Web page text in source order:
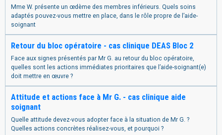
Mme W. présente un œdème des membres inférieurs. Quels soins
adaptés pouvez-vous mettre en place, dans le rôle propre de l’aide-
soignant
Retour du bloc opératoire - cas clinique DEAS Bloc 2
Face aux signes présentés par Mr G. au retour du bloc opératoire,
quelles sont les actions immédiates prioritaires que l’aide-soignant(e)
doit mettre en œuvre ?
Attitude et actions face à Mr G. - cas clinique aide
soignant
Quelle attitude devez-vous adopter face à la situation de Mr G. ?
Quelles actions concrètes réalisez-vous, et pourquoi ?